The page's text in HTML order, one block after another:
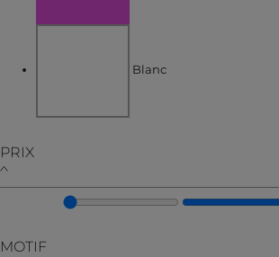
Blanc
PRIX
MOTIF